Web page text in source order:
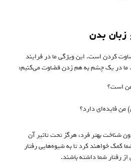
بدن
کردن است. این ویژگی ما در فرایند
ما در یک چشم به هم زدن قضاوت می‌کنیم:
من است؟
من فایده‌ای دارد؟
شناخت بهتر فرد، هرگز تحت تاثیر آن
کمک خواهند کرد تا به شیوه‌هایی رفتار
رفتار شما داشته باشند.